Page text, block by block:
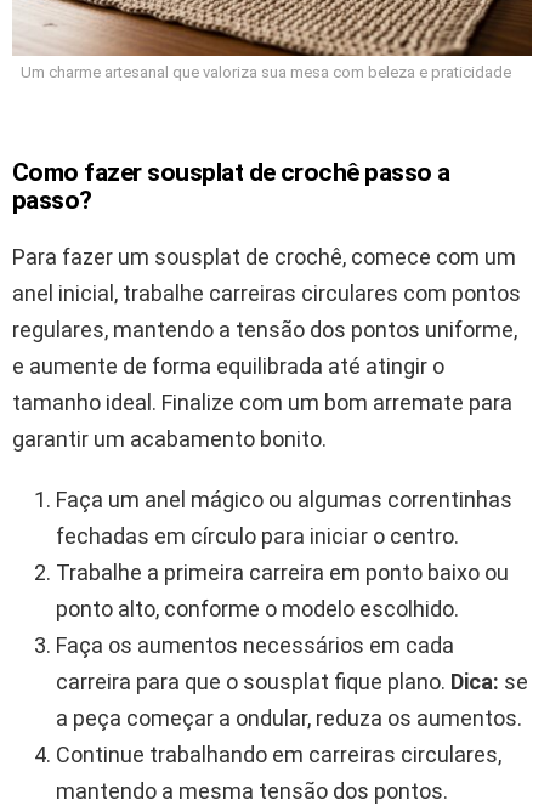
Um charme artesanal que valoriza sua mesa com beleza e praticidade
Como fazer sousplat de crochê passo a
passo?
Para fazer um sousplat de crochê, comece com um
anel inicial, trabalhe carreiras circulares com pontos
regulares, mantendo a tensão dos pontos uniforme,
e aumente de forma equilibrada até atingir o
tamanho ideal. Finalize com um bom arremate para
garantir um acabamento bonito.
Faça um anel mágico ou algumas correntinhas
fechadas em círculo para iniciar o centro.
Trabalhe a primeira carreira em ponto baixo ou
ponto alto, conforme o modelo escolhido.
Faça os aumentos necessários em cada
carreira para que o sousplat fique plano. Dica: se
a peça começar a ondular, reduza os aumentos.
Continue trabalhando em carreiras circulares,
mantendo a mesma tensão dos pontos.